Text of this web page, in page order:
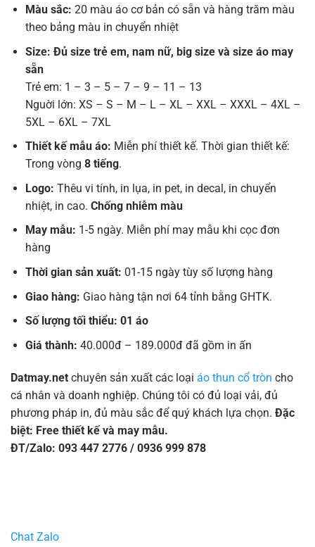
Màu sắc: 20 màu áo cơ bản có sẵn và hàng trăm màu
theo bảng màu in chuyển nhiệt
Size: Đủ size trẻ em, nam nữ, big size và size áo may
sẵn
Trẻ em: 1 – 3 – 5 – 7 – 9 – 11 – 13
Nguời lớn: XS – S – M – L – XL – XXL – XXXL – 4XL –
5XL – 6XL – 7XL
Thiết kế mẫu áo: Miễn phí thiết kế. Thời gian thiết kế:
Trong vòng 8 tiếng.
Logo: Thêu vi tính, in lụa, in pet, in decal, in chuyển
nhiệt, in cao. Chống nhiễm màu
May mẫu: 1-5 ngày. Miễn phí may mẫu khi cọc đơn
hàng
Thời gian sản xuất: 01-15 ngày tùy số lượng hàng
Giao hàng: Giao hàng tận nơi 64 tỉnh bằng GHTK.
Số lượng tối thiểu: 01 áo
Giá thành: 40.000đ – 189.000đ đã gồm in ấn
Datmay.net chuyên sản xuất các loại áo thun cổ tròn cho
cá nhân và doanh nghiệp. Chúng tôi có đủ loại vải, đủ
phương pháp in, đủ màu sắc để quý khách lựa chọn. Đặc
biệt: Free thiết kế và may mẫu.
ĐT/Zalo: 093 447 2776 / 0936 999 878
Chat Zalo